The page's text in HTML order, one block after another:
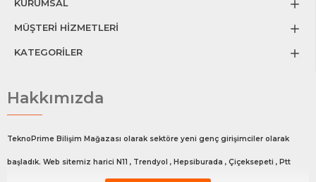
KURUMSAL
MÜŞTERİ HİZMETLERİ
KATEGORİLER
Hakkımızda
TeknoPrime Bilişim Mağazası olarak sektöre yeni genç girişimciler olarak
başladık. Web sitemiz harici N11 , Trendyol , Hepsiburada , Çiçeksepeti , Ptt